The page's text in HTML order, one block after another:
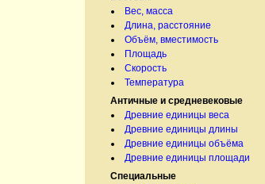
Вес, масса
Длина, расстояние
Объём, вместимость
Площадь
Скорость
Температура
Античные и средневековые
Древние единицы веса
Древние единицы длины
Древние единицы объёма
Древние единицы площади
Специальные